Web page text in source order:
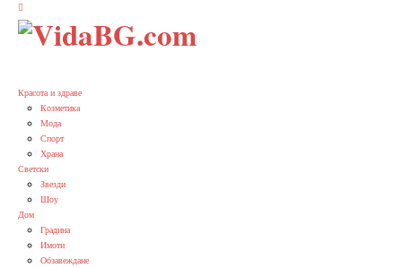
Красота и здраве
Козметика
Мода
Спорт
Храна
Светски
Звезди
Шоу
Дом
Градина
Имоти
Обзавеждане